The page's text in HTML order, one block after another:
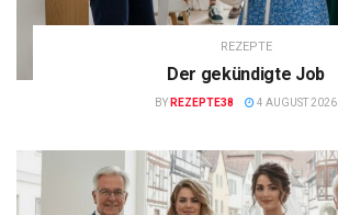
REZEPTE
Der gekündigte Job
BY REZEPTE38 4 AUGUST 2026